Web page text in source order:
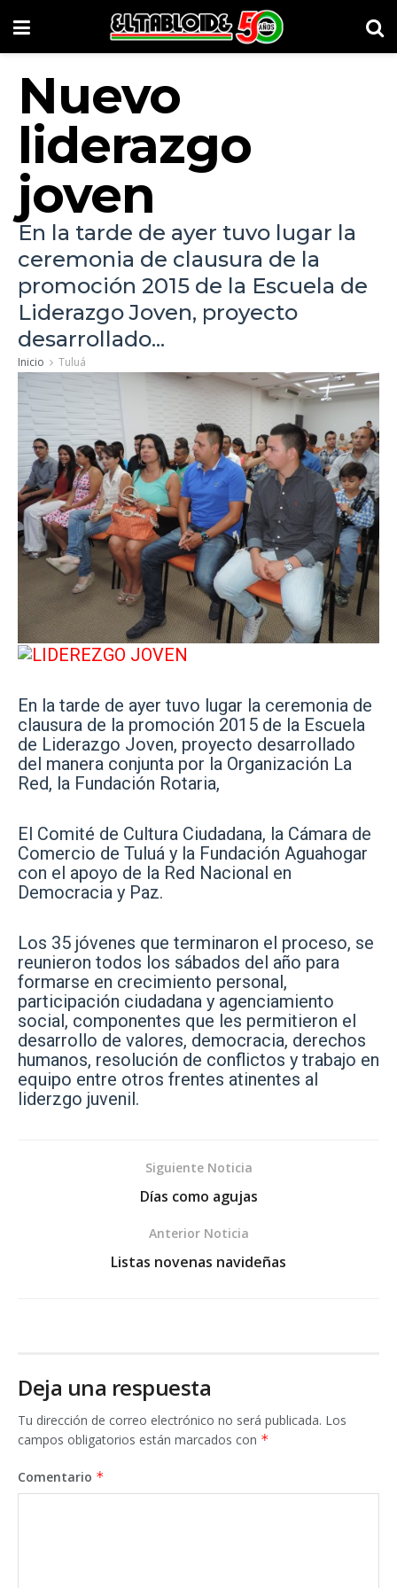
Nuevo
liderazgo
joven
En la tarde de ayer tuvo lugar la
ceremonia de clausura de la
promoción 2015 de la Escuela de
Liderazgo Joven, proyecto
desarrollado...
Inicio Tuluá
En la tarde de ayer tuvo lugar la ceremonia de
clausura de la promoción 2015 de la Escuela
de Liderazgo Joven, proyecto desarrollado
del manera conjunta por la Organización La
Red, la Fundación Rotaria,
El Comité de Cultura Ciudadana, la Cámara de
Comercio de Tuluá y la Fundación Aguahogar
con el apoyo de la Red Nacional en
Democracia y Paz.
Los 35 jóvenes que terminaron el proceso, se
reunieron todos los sábados del año para
formarse en crecimiento personal,
participación ciudadana y agenciamiento
social, componentes que les permitieron el
desarrollo de valores, democracia, derechos
humanos, resolución de conflictos y trabajo en
equipo entre otros frentes atinentes al
liderzgo juvenil.
Siguiente Noticia
Días como agujas
Anterior Noticia
Listas novenas navideñas
Deja una respuesta
Tu dirección de correo electrónico no será publicada. Los
campos obligatorios están marcados con *
Comentario *